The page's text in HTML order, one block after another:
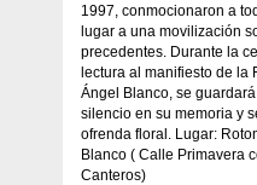
1997, conmocionaron a
lugar a una movilización
precedentes. Durante la
lectura al manifiesto de la
Ángel Blanco, se
silencio en su memoria y
ofrenda floral. Lugar:
Blanco ( Calle Primavera
Canteros)